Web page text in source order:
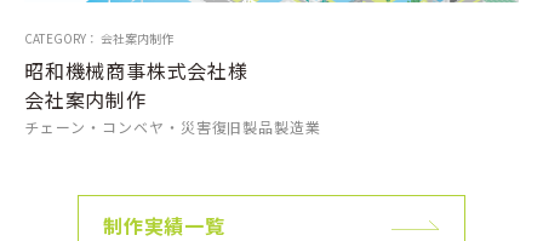
CATEGORY： 会社案内制作
昭和機械商事株式会社様
会社案内制作
チェーン・コンベヤ・災害復旧製品製造業
制作実績一覧